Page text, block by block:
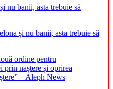
și nu banii, asta trebuie să